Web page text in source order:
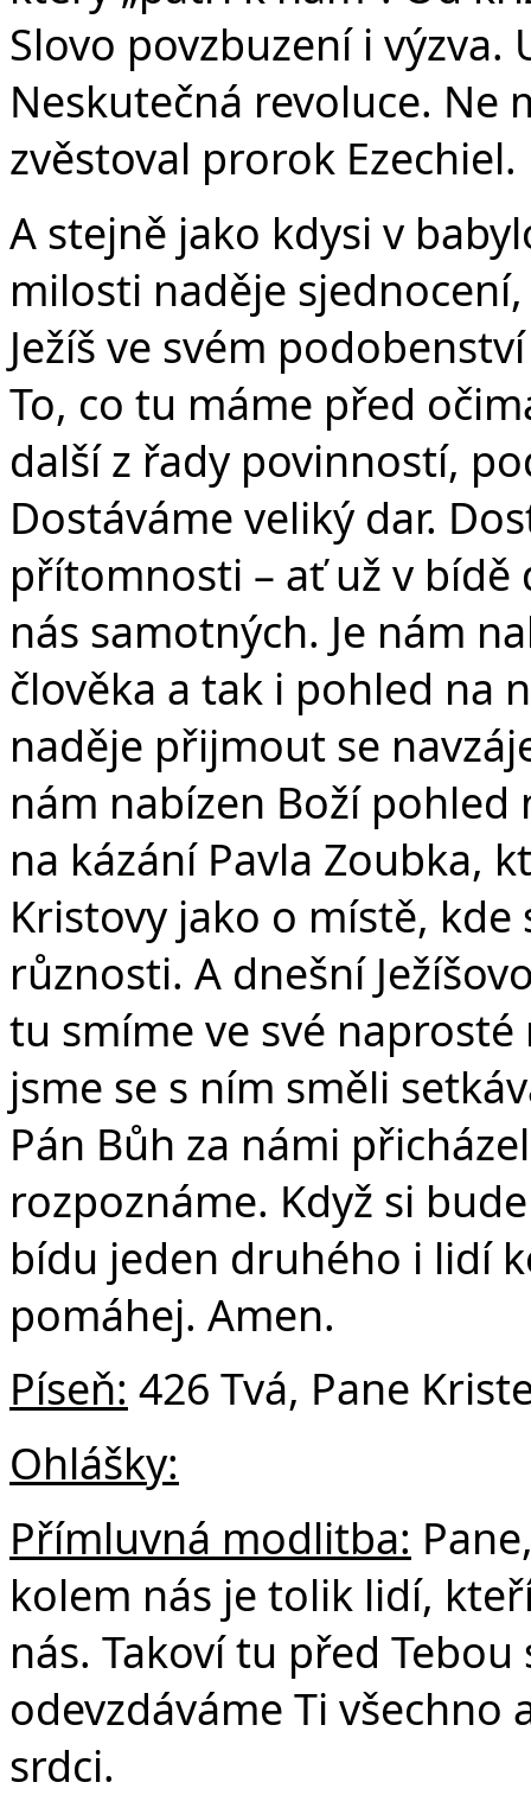
Slovo povzbuzení i
Neskutečná revoluce. Ne
zvěstoval prorok
A stejně jako kdysi v
milosti naděje
Ježíš ve svém
To, co tu máme před
další z řady povinností,
Dostáváme veliký dar.
přítomnosti – ať už v
nás samotných. Je nám
člověka a tak i pohled na
naděje přijmout se
nám nabízen Boží pohled
na kázání Pavla Zoubka,
Kristovy jako o místě, kde
různosti. A dnešní
tu smíme ve své
jsme se s ním směli
Pán Bůh za námi
rozpoznáme. Když si
bídu jeden druhého i lidí
pomáhej. Amen.
Píseň: 426 Tvá, Pane
Ohlášky:
Přímluvná modlitba:
kolem nás je tolik lidí,
nás. Takoví tu před
odevzdáváme Ti všechno
srdci.